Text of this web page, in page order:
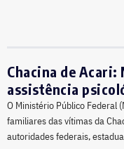
Chacina de Acari:
assistência
O Ministério Público Federal
familiares das vítimas da
autoridades federais,